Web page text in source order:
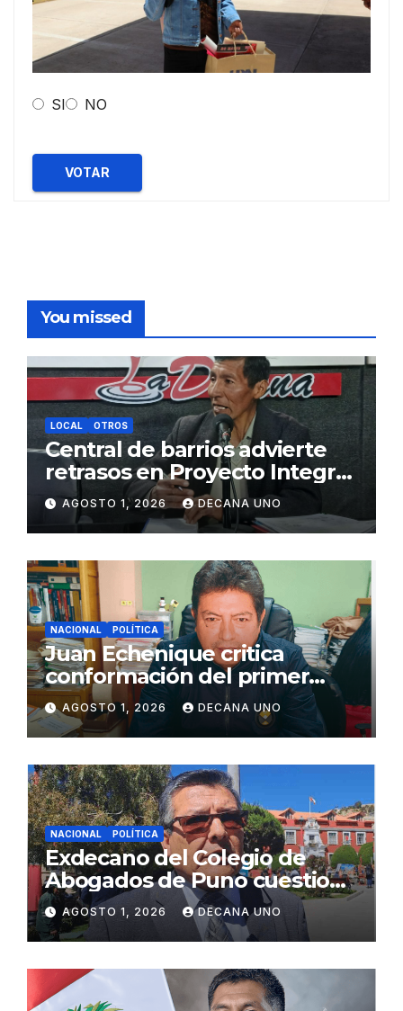
SI NO
VOTAR
You missed
LOCAL OTROS
Central de barrios advierte
retrasos en Proyecto Integral
de Agua y Alcantarillado para
Juliaca
AGOSTO 1, 2026 DECANA UNO
NACIONAL POLÍTICA
Juan Echenique critica
conformación del primer
gabinete ministerial de Keiko
Fujimori
AGOSTO 1, 2026 DECANA UNO
NACIONAL POLÍTICA
Exdecano del Colegio de
Abogados de Puno cuestiona
propuestas sobre seguridad
ciudadana
AGOSTO 1, 2026 DECANA UNO